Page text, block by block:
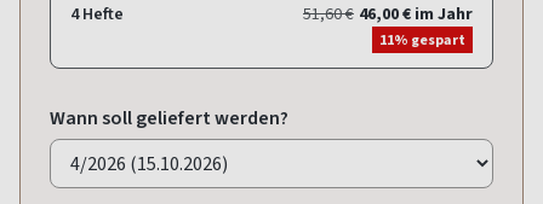
4 Hefte 51,60 € 46,00 € im Jahr
11% gespart
Wann soll geliefert werden?